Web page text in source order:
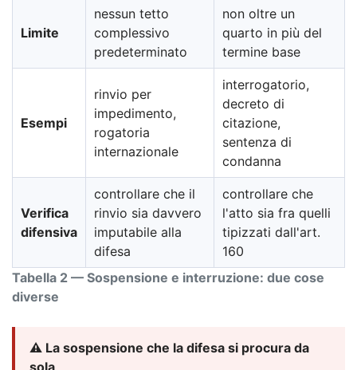
Tabella 2 — Sospensione e interruzione: due cose
diverse
Limite
nessun tetto
complessivo
predeterminato
non oltre un
quarto in più del
termine base
Esempi
rinvio per
impedimento,
rogatoria
internazionale
interrogatorio,
decreto di
citazione,
sentenza di
condanna
Verifica
difensiva
controllare che il
rinvio sia davvero
imputabile alla
difesa
controllare che
l'atto sia fra quelli
tipizzati dall'art.
160
⚠️ La sospensione che la difesa si procura da
sola